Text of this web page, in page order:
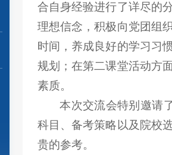
合自身经验进行了详尽的
理想信念，积极向党团组
时间，养成良好的学习习
规划；在第二课堂活动方
素质。
本次交流会特别邀请
科目、备考策略以及院校
贵的参考。